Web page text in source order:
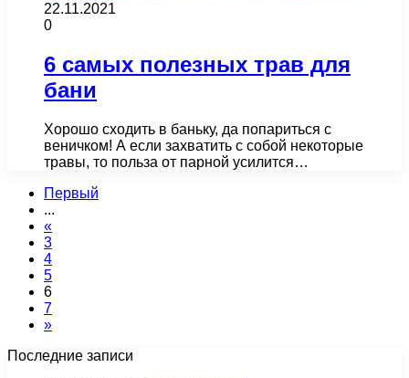
22.11.2021
0
6 самых полезных трав для
бани
Хорошо сходить в баньку, да попариться с
веничком! А если захватить с собой некоторые
травы, то польза от парной усилится…
Первый
...
«
3
4
5
6
7
»
Последние записи